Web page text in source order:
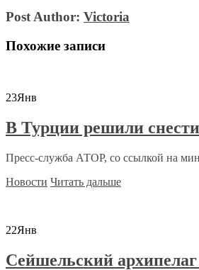
Post Author: Victoria
Похожие записи
23Янв
В Турции решили снести
Пресс-служба АТОР, со ссылкой на
Новости Читать дальше
22Янв
Сейшельский